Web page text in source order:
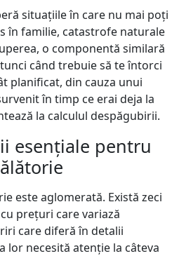
situațiile în care nu mai poți
în familie, catastrofe naturale
o componentă similară
când trebuie să te întorci
planificat, din cauza unui
în timp ce erai deja la
la calculul despăgubirii.
esențiale pentru
este aglomerată. Există zeci
prețuri care variază
care diferă în detalii
lor necesită atenție la câteva